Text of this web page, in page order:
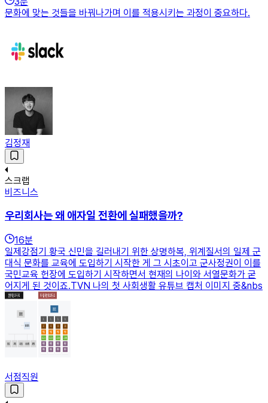
문화에 맞는 것들을 바꿔나가며 이를 적용시키는 과정이 중요하다.
김정재
스크랩
비즈니스
우리회사는 왜 애자일 전환에 실패했을까?
16분
일제강점기 황국 신민을 길러내기 위한 상명하복, 위계질서의 일제 군
대식 문화를 교육에 도입하기 시작한 게 그 시초이고 군사정권이 이를
국민교육 헌장에 도입하기 시작하면서 현재의 나이와 서열문화가 굳
어지게 된 것이죠.TVN 나의 첫 사회생활 유튜브 캡처 이미지 중&nbs
서점직원